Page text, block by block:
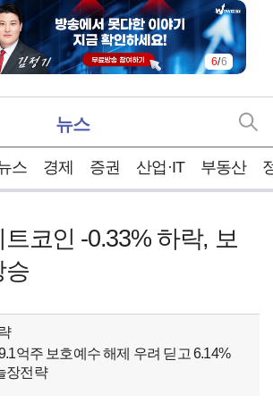
1/6
뉴스
스 경제 증권 산업·IT 부동산
코인 -0.33% 하락, 보
승
억주 보호예수 해제 우려 딛고 6.14%
장전략